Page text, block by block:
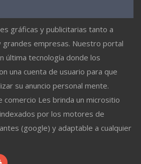
gráficas y publicitarias tanto a
grandes empresas. Nuestro portal
última tecnología donde los
una cuenta de usuario para que
su anuncio personal mente.
Les brinda un micrositio
por los motores de
(google) y adaptable a cualquier